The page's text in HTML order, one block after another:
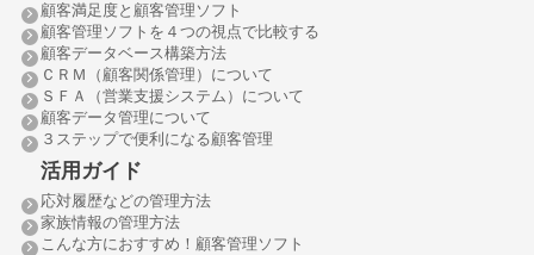
顧客満足度と顧客管理ソフト
顧客管理ソフトを４つの視点で比較する
顧客データベース構築方法
ＣＲＭ（顧客関係管理）について
ＳＦＡ（営業支援システム）について
顧客データ管理について
３ステップで便利になる顧客管理
活用ガイド
応対履歴などの管理方法
家族情報の管理方法
こんな方におすすめ！顧客管理ソフト